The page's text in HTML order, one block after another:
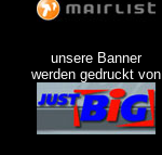
unsere Banner
werden gedruckt von